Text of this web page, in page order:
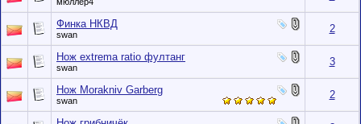
Финка НКВД
swan 2
Нож extrema ratio фултанг
swan 3
Нож Morakniv Garberg
swan 2